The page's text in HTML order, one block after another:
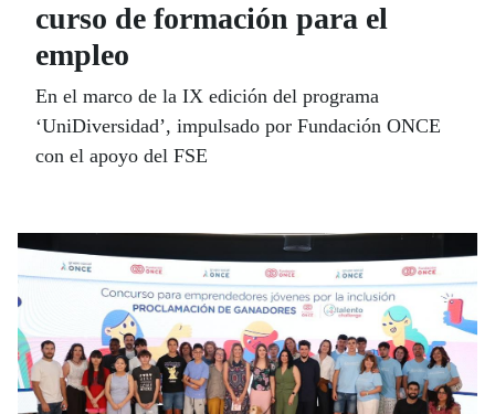
curso de formación para el
empleo
En el marco de la IX edición del programa
‘UniDiversidad’, impulsado por Fundación ONCE
con el apoyo del FSE